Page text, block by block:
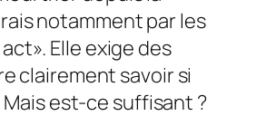
notamment par les
Elle exige des
clairement savoir si
est-ce suffisant ?